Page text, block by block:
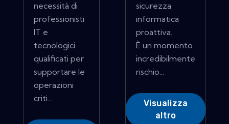
necessità di
professionisti
IT e
tecnologici
qualificati per
supportare le
operazioni
criti...
sicurezza
informatica
proattiva.
È un momento
incredibilmente
rischio...
Visualizza
altro